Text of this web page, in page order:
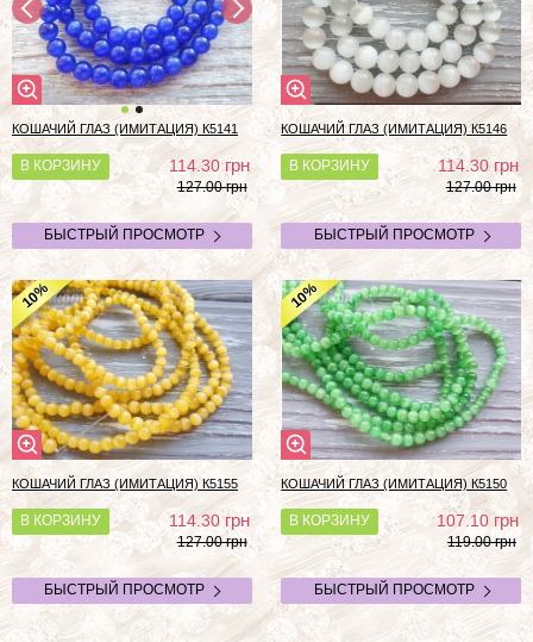
КОШАЧИЙ ГЛАЗ (ИМИТАЦИЯ) К5141
В КОРЗИНУ 114.30грн
127.00 грн
БЫСТРЫЙ ПРОСМОТР
КОШАЧИЙ ГЛАЗ (ИМИТАЦИЯ) К5146
В КОРЗИНУ 114.30грн
127.00 грн
БЫСТРЫЙ ПРОСМОТР
10%
КОШАЧИЙ ГЛАЗ (ИМИТАЦИЯ) К5155
В КОРЗИНУ 114.30грн
127.00 грн
БЫСТРЫЙ ПРОСМОТР
10%
КОШАЧИЙ ГЛАЗ (ИМИТАЦИЯ) К5150
В КОРЗИНУ 107.10грн
119.00 грн
БЫСТРЫЙ ПРОСМОТР